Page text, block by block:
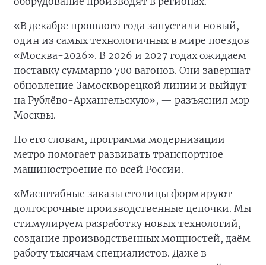
«В декабре прошлого года запустили новый,
один из самых технологичных в мире поездов
«Москва-2026». В 2026 и 2027 годах ожидаем
поставку суммарно 700 вагонов. Они завершат
обновление Замоскворецкой линии и выйдут
на Рублёво-Архангельскую», — разъяснил мэр
Москвы.
По его словам, программа модернизации
метро помогает развивать транспортное
машиностроение по всей России.
«Масштабные заказы столицы формируют
долгосрочные производственные цепочки. Мы
стимулируем разработку новых технологий,
создание производственных мощностей, даём
работу тысячам специалистов. Даже в